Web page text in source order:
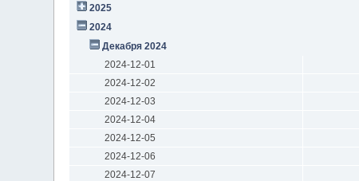
2025
2024
Декабря 2024
2024-12-01
2024-12-02
2024-12-03
2024-12-04
2024-12-05
2024-12-06
2024-12-07